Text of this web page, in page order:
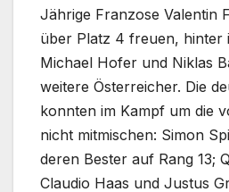
Jährige Franzose Valentin
über Platz 4 freuen, hinter
Michael Hofer und Niklas
weitere Österreicher. Die
konnten im Kampf um die
nicht mitmischen: Simon
deren Bester auf Rang 13;
Claudio Haas und Justus